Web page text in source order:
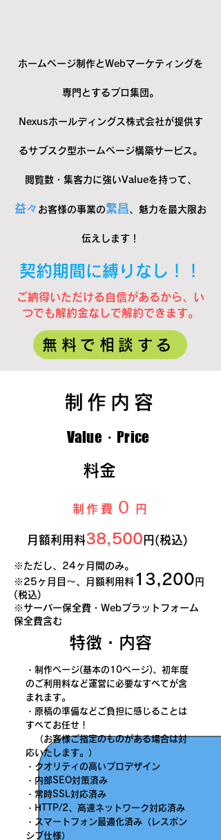
ホームページ制作とWebマーケティングを
専門とするプロ集団。
Nexusホールディングス株式会社が提供す
るサブスク型ホームページ構築サービス。
​閲覧数・集客力に強いValueを持って、
益々 お客様の事業の繁昌、魅力を最大限お
伝えします！
契約期間に縛りなし！！
ご納得いただける自信があるから、い
つでも解約金なしで解約できます。
無料で相談する
制作内容
Value・Price
料金
制作費 ０ 円
月額利用料38,500 円(税込)
※ ただし、24ヶ月間のみ。
※ 25ヶ月目〜、月額利用料 13,200 円
(税込)
​※サーバー保全費・Webプラットフォーム
保全費含む
特徴・内容
・制作ページ(基本の10ページ)、初年度
のご利用料など運営に必要なすべてが含
まれます。
・原稿の準備などご負担に感じることは
すべてお任せ！
（お客様ご指定のものがある場合は対
応いたします。）
​・クオリティの高いプロデザイン
・内部SEO対策済み
・常時SSL対応済み
・HTTP/2、高速ネットワーク対応済み
・スマートフォン最適化済み（レスポン
シブ仕様）